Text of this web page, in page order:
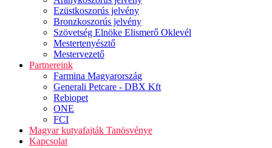
Ezüstkoszorús jelvény
Bronzkoszorús jelvény
Szövetség Elnöke Elismerő Oklevél
Mestertenyésztő
Mestervezető
Partnereink
Farmina Magyarország
Generali Petcare - DBX Kft
Rebiopet
ONE
FCI
Magyar kutyafajták Tanösvénye
Kapcsolat